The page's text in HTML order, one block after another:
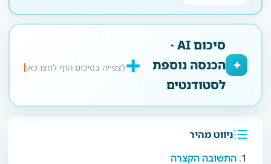
✦
סיכום AI ·
הכנסה נוספת
לסטודנטים
לצפייה בסיכום הדף לחצו כאן
ניווט מהיר
התשובה הקצרה